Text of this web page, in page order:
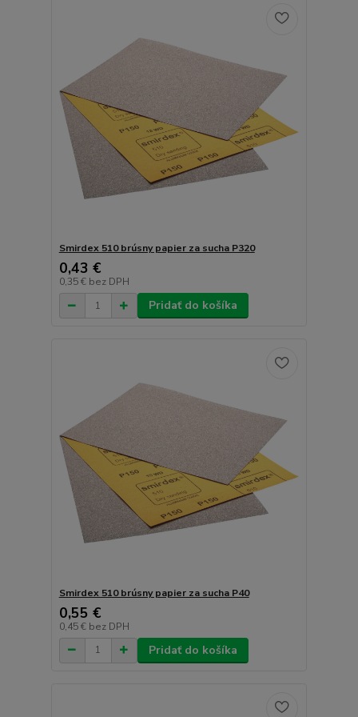
Smirdex 510 brúsny papier za sucha P320
0,43 €
0,35 € bez DPH
Pridať do košíka
Smirdex 510 brúsny papier za sucha P40
0,55 €
0,45 € bez DPH
Pridať do košíka